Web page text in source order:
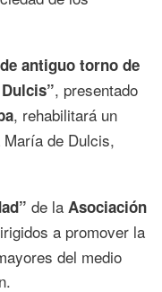
antiguo torno de
, presentado
, rehabilitará un
de Dulcis,
de la Asociación
a promover la
del medio